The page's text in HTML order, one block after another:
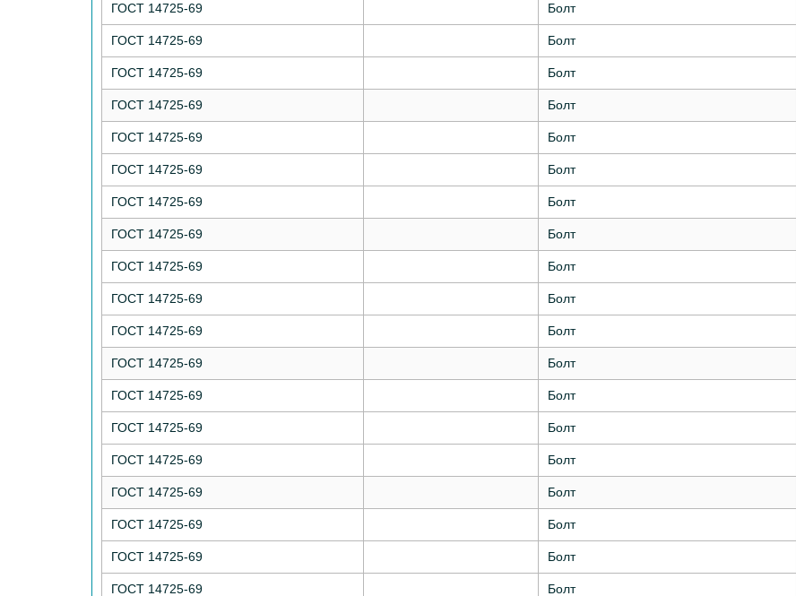
ГОСТ 14725-69 Болт
ГОСТ 14725-69 Болт
ГОСТ 14725-69 Болт
ГОСТ 14725-69 Болт
ГОСТ 14725-69 Болт
ГОСТ 14725-69 Болт
ГОСТ 14725-69 Болт
ГОСТ 14725-69 Болт
ГОСТ 14725-69 Болт
ГОСТ 14725-69 Болт
ГОСТ 14725-69 Болт
ГОСТ 14725-69 Болт
ГОСТ 14725-69 Болт
ГОСТ 14725-69 Болт
ГОСТ 14725-69 Болт
ГОСТ 14725-69 Болт
ГОСТ 14725-69 Болт
ГОСТ 14725-69 Болт
ГОСТ 14725-69 Болт